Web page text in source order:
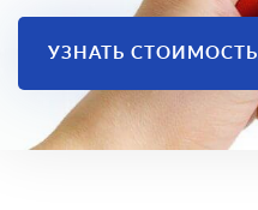
УЗНАТЬ СТОИМОСТЬ